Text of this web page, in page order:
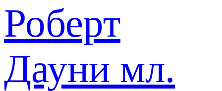
Роберт
Дауни мл.